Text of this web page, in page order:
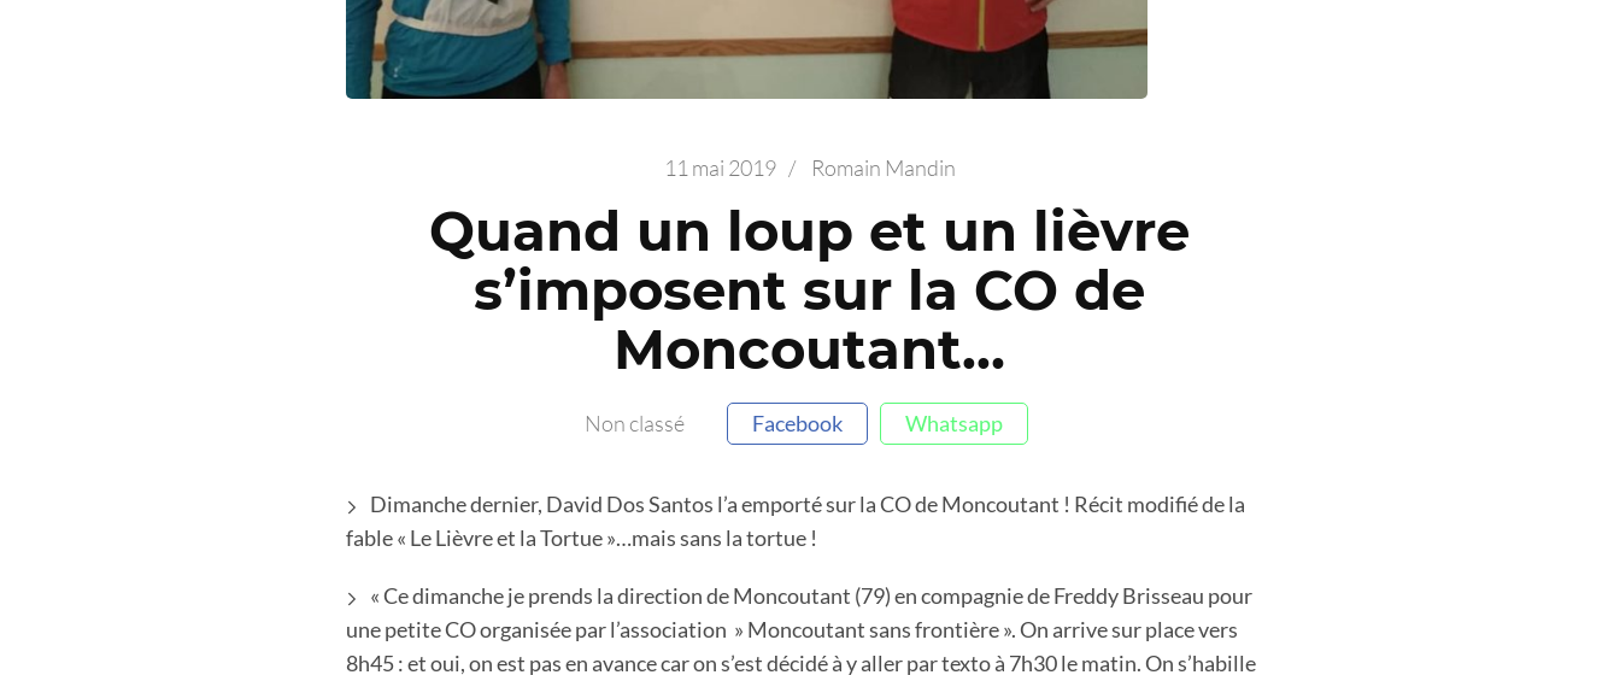
11 mai 2019 / Romain Mandin
Quand un loup et un lièvre
s’imposent sur la CO de
Moncoutant…
Non classé Facebook Whatsapp
Dimanche dernier, David Dos Santos l’a emporté sur la CO de Moncoutant ! Récit modifié de la
fable « Le Lièvre et la Tortue »…mais sans la tortue !
« Ce dimanche je prends la direction de Moncoutant (79) en compagnie de Freddy Brisseau pour
une petite CO organisée par l’association » Moncoutant sans frontière ». On arrive sur place vers
8h45 : et oui, on est pas en avance car on s’est décidé à y aller par texto à 7h30 le matin. On s’habille